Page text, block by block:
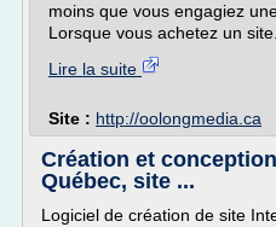
moins que vous engagiez
Lorsque vous achetez un
Lire la suite
Site : http://oolongmedia.ca
Création et
Québec, site ...
Logiciel de création de site